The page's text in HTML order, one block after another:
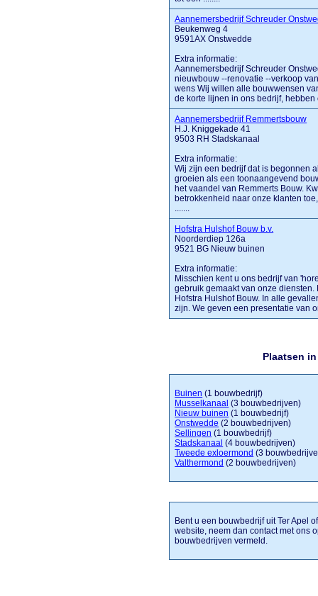
Aannemersbedrijf Schreuder
Beukenweg 4
9591AX Onstwedde
Extra informatie:
Aannemersbedrijf Schreuder
nieuwbouw --renovatie --verkoop
wens Wij willen alle bouwwensen
de korte lijnen in ons bedrijf,
Aannemersbedrijf Remmertsbouw
H.J. Kniggekade 41
9503 RH Stadskanaal
Extra informatie:
Wij zijn een bedrijf dat is begonnen
groeien als een toonaangevend
het vaandel van Remmerts Bouw.
betrokkenheid naar onze klanten
.......
Hofstra Hulshof Bouw b.v.
Noorderdiep 126a
9521 BG Nieuw buinen
Extra informatie:
Misschien kent u ons bedrijf van
gebruik gemaakt van onze
Hofstra Hulshof Bouw. In alle
zijn. We geven een presentatie van
Plaatsen
Buinen (1 bouwbedrijf)
Musselkanaal (3 bouwbedrijven)
Nieuw buinen (1 bouwbedrijf)
Onstwedde (2 bouwbedrijven)
Sellingen (1 bouwbedrijf)
Stadskanaal (4 bouwbedrijven)
Tweede exloermond (3
Valthermond (2 bouwbedrijven)
Bent u een bouwbedrijf uit Ter Apel
website, neem dan contact met ons
bouwbedrijven vermeld.